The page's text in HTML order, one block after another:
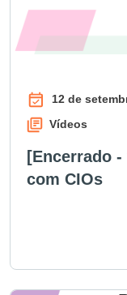
12 de
Vídeos
[Encerrado -
com CIOs